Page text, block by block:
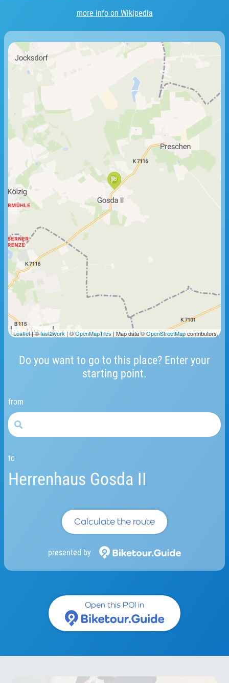
more info on Wikipedia
Do you want to go to this place? Enter your
starting point.
from
to
Herrenhaus Gosda II
Calculate the route
presented by
1 km
Leaflet| ©fast2work | ©OpenMapTiles | Map data ©OpenStreetMapcontributors.
Open this POI in